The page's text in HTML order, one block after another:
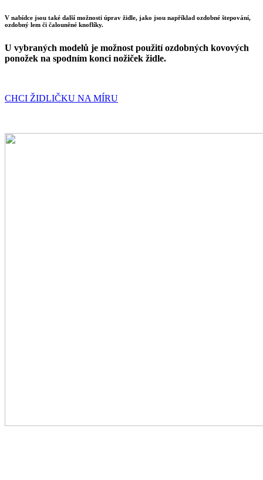
V nabídce jsou také další možnosti úprav židle, jako jsou například ozdobné štepování,
ozdobný lem či čalouněné knoflíky.
U vybraných modelů je možnost použití ozdobných kovových
ponožek na spodním konci nožiček židle.
CHCI ŽIDLIČKU NA MÍRU